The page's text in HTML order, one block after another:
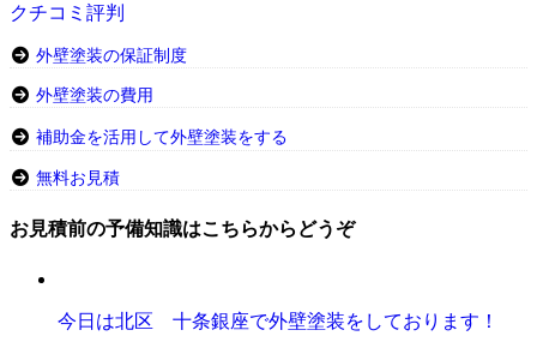
クチコミ評判
外壁塗装の保証制度
外壁塗装の費用
補助金を活用して外壁塗装をする
無料お見積
お見積前の予備知識はこちらからどうぞ
今日は北区 十条銀座で外壁塗装をしております！